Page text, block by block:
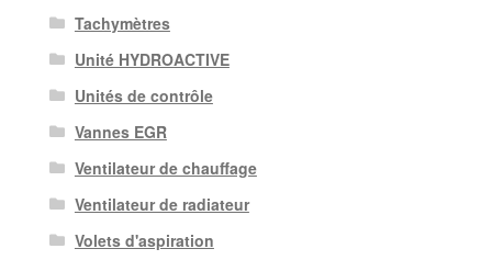
Tachymètres
Unité HYDROACTIVE
Unités de contrôle
Vannes EGR
Ventilateur de chauffage
Ventilateur de radiateur
Volets d'aspiration